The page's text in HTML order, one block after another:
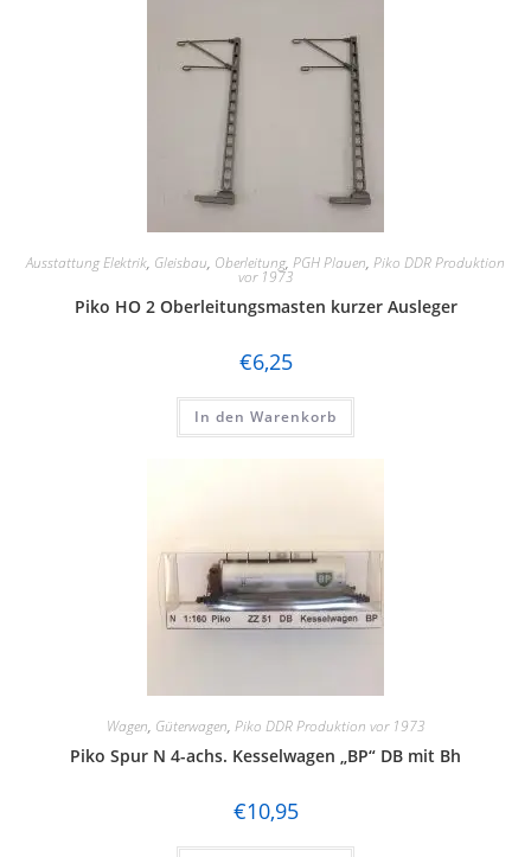
Ausstattung Elektrik, Gleisbau, Oberleitung, PGH Plauen, Piko DDR Produktion
vor 1973
Piko HO 2 Oberleitungsmasten kurzer Ausleger
€6,25
In den Warenkorb
Wagen, Güterwagen, Piko DDR Produktion vor 1973
Piko Spur N 4-achs. Kesselwagen „BP“ DB mit Bh
€10,95